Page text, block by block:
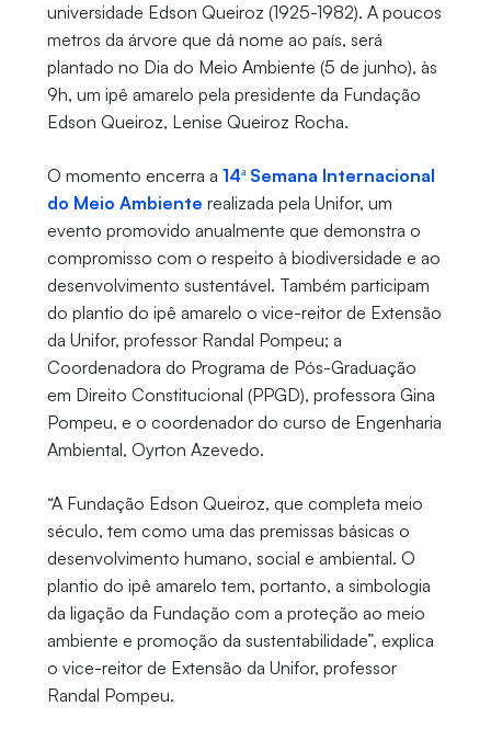
universidade Edson Queiroz (1925-1982). A poucos
metros da árvore que dá nome ao país, será
plantado no Dia do Meio Ambiente (5 de junho), às
9h, um ipê amarelo pela presidente da Fundação
Edson Queiroz, Lenise Queiroz Rocha.
O momento encerra a 14ª Semana Internacional
do Meio Ambiente realizada pela Unifor, um
evento promovido anualmente que demonstra o
compromisso com o respeito à biodiversidade e ao
desenvolvimento sustentável. Também participam
do plantio do ipê amarelo o vice-reitor de Extensão
da Unifor, professor Randal Pompeu; a
Coordenadora do Programa de Pós-Graduação
em Direito Constitucional (PPGD), professora Gina
Pompeu, e o coordenador do curso de Engenharia
Ambiental, Oyrton Azevedo.
“A Fundação Edson Queiroz, que completa meio
século, tem como uma das premissas básicas o
desenvolvimento humano, social e ambiental. O
plantio do ipê amarelo tem, portanto, a simbologia
da ligação da Fundação com a proteção ao meio
ambiente e promoção da sustentabilidade”, explica
o vice-reitor de Extensão da Unifor, professor
Randal Pompeu.